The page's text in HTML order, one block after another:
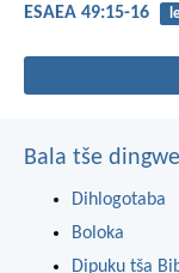
ESAEA 49:15-16
Bala tše dingwe
Dihlogotaba
Boloka
Dipuku tša